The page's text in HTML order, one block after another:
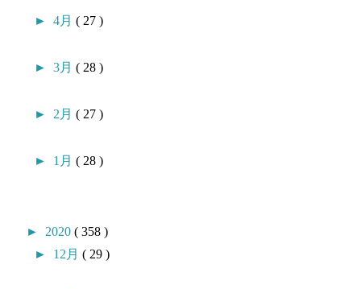
►4月( 27 )
►3月( 28 )
► 2月( 27 )
► 1月( 28 )
► 2020( 358 )
► 12月( 29 )